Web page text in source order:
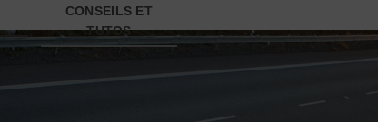
CONSEILS ET
TUTOS